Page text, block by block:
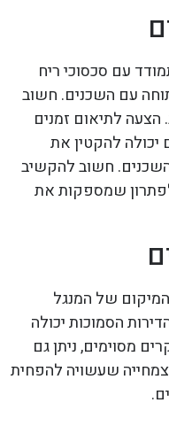
עם סכסוכי ריח
עם השכנים. חשוב
לתיאום זמנים
להקטין את
חשוב להקשיב
שמספקות את
של המנגל
הסמוכות יכולה
מסוימים, ניתן גם
שעשויה להפחית